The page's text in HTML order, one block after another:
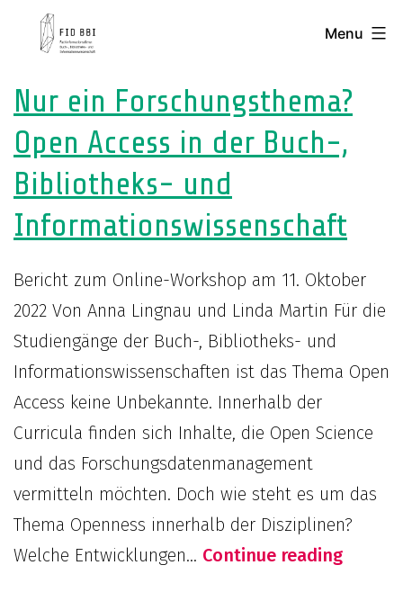
FID
BBI
-
Buch-,
Bibliotheks-
und
Menu
Nur ein Forschungsthema?
Open Access in der Buch-,
Bibliotheks- und
Informationswissenschaft
Bericht zum Online-Workshop am 11. Oktober
2022 Von Anna Lingnau und Linda Martin Für die
Studiengänge der Buch-, Bibliotheks- und
Informationswissenschaften ist das Thema Open
Access keine Unbekannte. Innerhalb der
Curricula finden sich Inhalte, die Open Science
und das Forschungsdatenmanagement
vermitteln möchten. Doch wie steht es um das
Thema Openness innerhalb der Disziplinen?
Welche Entwicklungen… Continue readingNur